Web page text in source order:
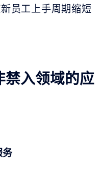
员工上手周期缩短
禁入领域的应
务